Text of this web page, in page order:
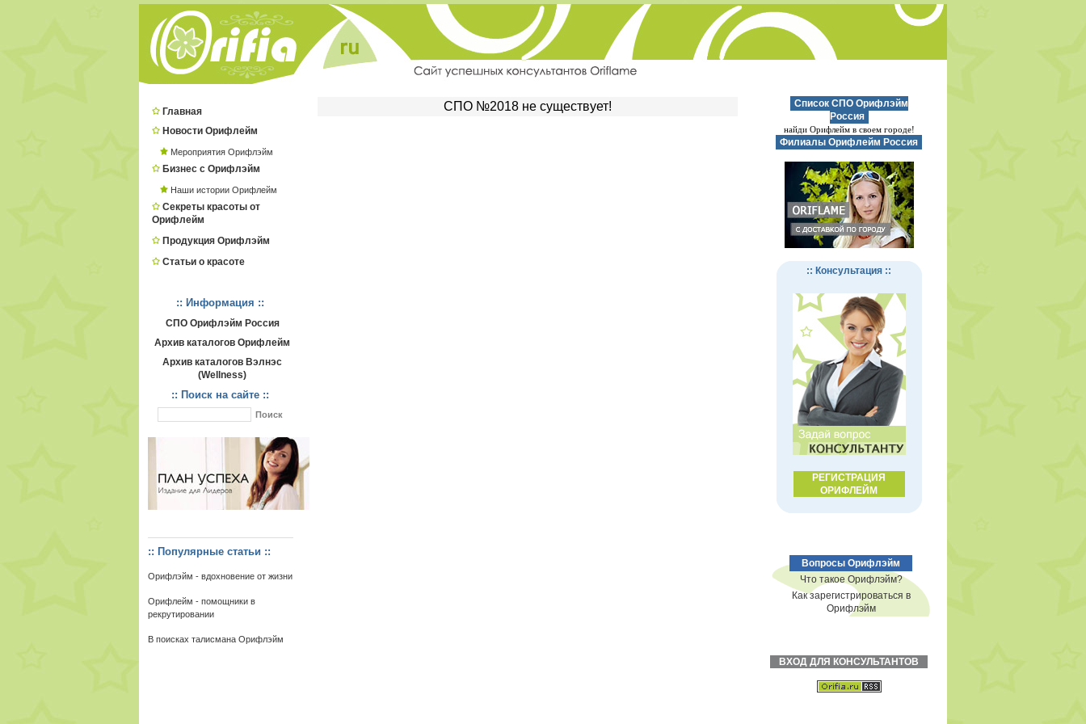
Главная
Новости Орифлейм
Мероприятия Орифлэйм
Бизнес с Орифлэйм
Наши истории Орифлейм
Секреты красоты от
Орифлейм
Продукция Орифлэйм
Статьи о красоте
:: Информация ::
СПО Орифлэйм Россия
Архив каталогов Орифлейм
Архив каталогов Вэлнэс
(Wellness)
:: Поиск на сайте ::
:: Популярные статьи ::
Орифлэйм - вдохновение от жизни
Орифлейм - помощники в
рекрутировании
В поисках талисмана Орифлэйм
СПО №2018 не существует!
Список СПО Орифлэйм
Россия
найди Орифлейм в своем городе!
Филиалы Орифлейм Россия
:: Консультация ::
РЕГИСТРАЦИЯ
ОРИФЛЕЙМ
Вопросы Орифлэйм
Что такое Орифлэйм?
Как зарегистрироваться в
Орифлэйм
ВХОД ДЛЯ КОНСУЛЬТАНТОВ